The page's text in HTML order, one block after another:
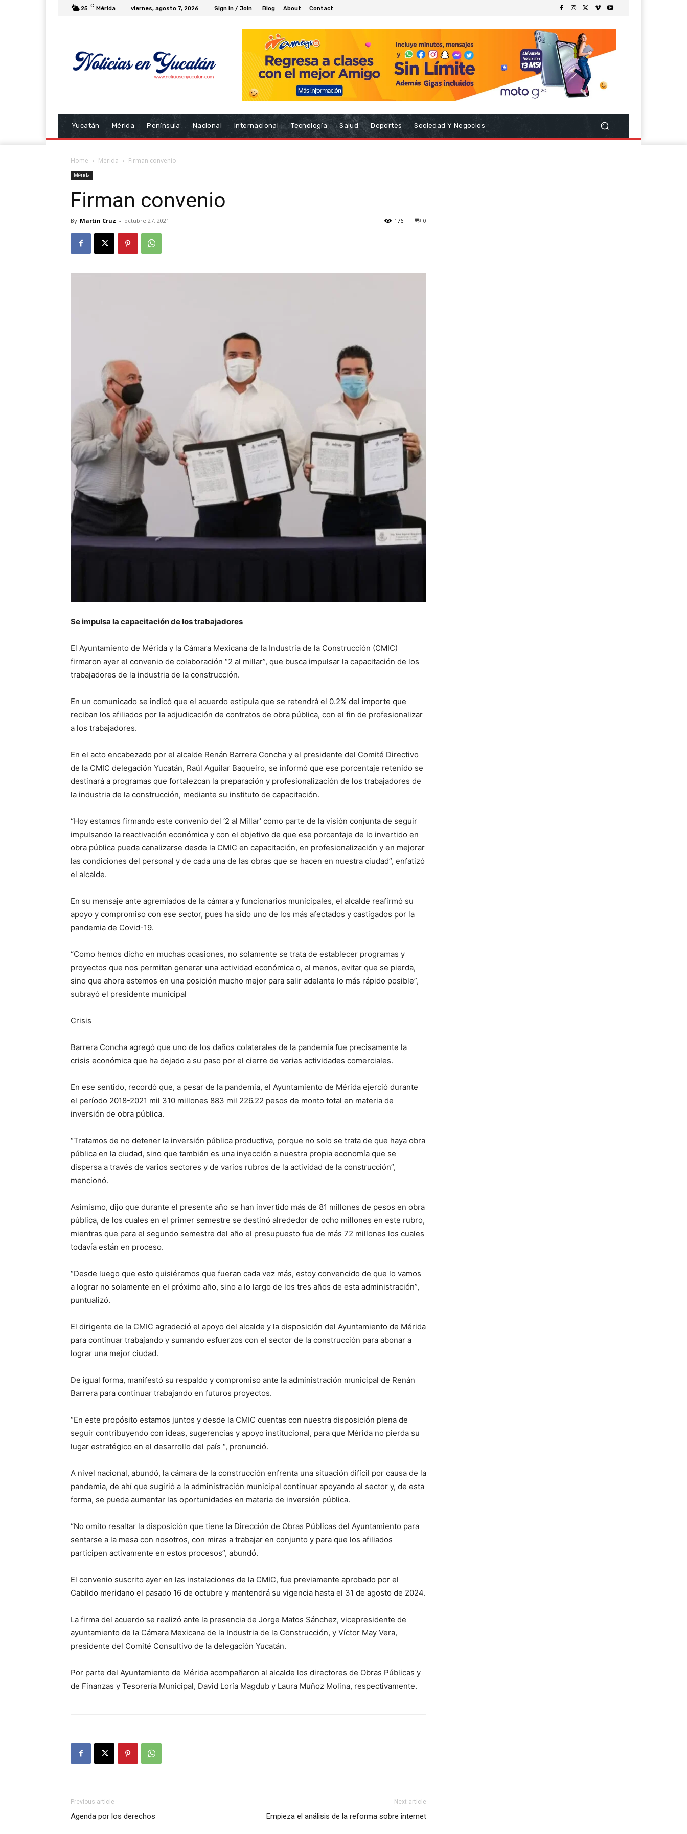
25 C Mérida viernes, agosto 7, 2026 Sign in / Join Blog About Contact
Yucatán Mérida Península Nacional Internacional Tecnología Salud Deportes Sociedad Y Negocios
Home Mérida Firman convenio
Mérida
Firman convenio
By Martin Cruz - octubre 27, 2021 0
176
Se impulsa la capacitación de los trabajadores
El Ayuntamiento de Mérida y la Cámara Mexicana de la Industria de la Construcción (CMIC)
firmaron ayer el convenio de colaboración “2 al millar”, que busca impulsar la capacitación de los
trabajadores de la industria de la construcción.
En un comunicado se indicó que el acuerdo estipula que se retendrá el 0.2% del importe que
reciban los afiliados por la adjudicación de contratos de obra pública, con el fin de profesionalizar
a los trabajadores.
En el acto encabezado por el alcalde Renán Barrera Concha y el presidente del Comité Directivo
de la CMIC delegación Yucatán, Raúl Aguilar Baqueiro, se informó que ese porcentaje retenido se
destinará a programas que fortalezcan la preparación y profesionalización de los trabajadores de
la industria de la construcción, mediante su instituto de capacitación.
“Hoy estamos firmando este convenio del ‘2 al Millar’ como parte de la visión conjunta de seguir
impulsando la reactivación económica y con el objetivo de que ese porcentaje de lo invertido en
obra pública pueda canalizarse desde la CMIC en capacitación, en profesionalización y en mejorar
las condiciones del personal y de cada una de las obras que se hacen en nuestra ciudad”, enfatizó
el alcalde.
En su mensaje ante agremiados de la cámara y funcionarios municipales, el alcalde reafirmó su
apoyo y compromiso con ese sector, pues ha sido uno de los más afectados y castigados por la
pandemia de Covid-19.
“Como hemos dicho en muchas ocasiones, no solamente se trata de establecer programas y
proyectos que nos permitan generar una actividad económica o, al menos, evitar que se pierda,
sino que ahora estemos en una posición mucho mejor para salir adelante lo más rápido posible”,
subrayó el presidente municipal
Crisis
Barrera Concha agregó que uno de los daños colaterales de la pandemia fue precisamente la
crisis económica que ha dejado a su paso por el cierre de varias actividades comerciales.
En ese sentido, recordó que, a pesar de la pandemia, el Ayuntamiento de Mérida ejerció durante
el período 2018-2021 mil 310 millones 883 mil 226.22 pesos de monto total en materia de
inversión de obra pública.
“Tratamos de no detener la inversión pública productiva, porque no solo se trata de que haya obra
pública en la ciudad, sino que también es una inyección a nuestra propia economía que se
dispersa a través de varios sectores y de varios rubros de la actividad de la construcción”,
mencionó.
Asimismo, dijo que durante el presente año se han invertido más de 81 millones de pesos en obra
pública, de los cuales en el primer semestre se destinó alrededor de ocho millones en este rubro,
mientras que para el segundo semestre del año el presupuesto fue de más 72 millones los cuales
todavía están en proceso.
“Desde luego que esto quisiéramos que fueran cada vez más, estoy convencido de que lo vamos
a lograr no solamente en el próximo año, sino a lo largo de los tres años de esta administración”,
puntualizó.
El dirigente de la CMIC agradeció el apoyo del alcalde y la disposición del Ayuntamiento de Mérida
para continuar trabajando y sumando esfuerzos con el sector de la construcción para abonar a
lograr una mejor ciudad.
De igual forma, manifestó su respaldo y compromiso ante la administración municipal de Renán
Barrera para continuar trabajando en futuros proyectos.
“En este propósito estamos juntos y desde la CMIC cuentas con nuestra disposición plena de
seguir contribuyendo con ideas, sugerencias y apoyo institucional, para que Mérida no pierda su
lugar estratégico en el desarrollo del país “, pronunció.
A nivel nacional, abundó, la cámara de la construcción enfrenta una situación difícil por causa de la
pandemia, de ahí que sugirió a la administración municipal continuar apoyando al sector y, de esta
forma, se pueda aumentar las oportunidades en materia de inversión pública.
“No omito resaltar la disposición que tiene la Dirección de Obras Públicas del Ayuntamiento para
sentarse a la mesa con nosotros, con miras a trabajar en conjunto y para que los afiliados
participen activamente en estos procesos”, abundó.
El convenio suscrito ayer en las instalaciones de la CMIC, fue previamente aprobado por el
Cabildo meridano el pasado 16 de octubre y mantendrá su vigencia hasta el 31 de agosto de 2024.
La firma del acuerdo se realizó ante la presencia de Jorge Matos Sánchez, vicepresidente de
ayuntamiento de la Cámara Mexicana de la Industria de la Construcción, y Víctor May Vera,
presidente del Comité Consultivo de la delegación Yucatán.
Por parte del Ayuntamiento de Mérida acompañaron al alcalde los directores de Obras Públicas y
de Finanzas y Tesorería Municipal, David Loría Magdub y Laura Muñoz Molina, respectivamente.
Previous article
Agenda por los derechos
Next article
Empieza el análisis de la reforma sobre internet